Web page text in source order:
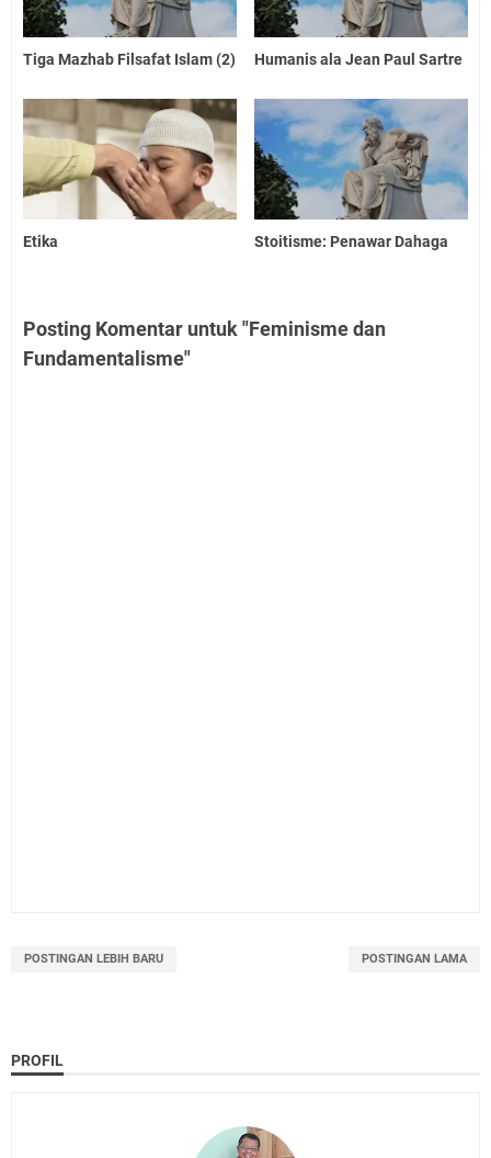
Tiga Mazhab Filsafat Islam (2) Humanis ala Jean Paul Sartre
Etika Stoitisme: Penawar Dahaga
Posting Komentar untuk "Feminisme dan
Fundamentalisme"
POSTINGAN LEBIH BARU POSTINGAN LAMA
PROFIL